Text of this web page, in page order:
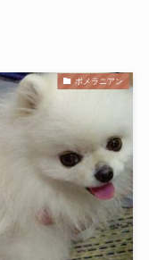
ポメラニアン